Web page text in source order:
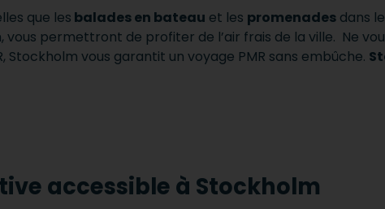
que les balades en bateau et les promenades dans
permettront de profiter de l’air frais de la ville. Ne
Stockholm vous garantit un voyage PMR sans embûche.
accessible à Stockholm